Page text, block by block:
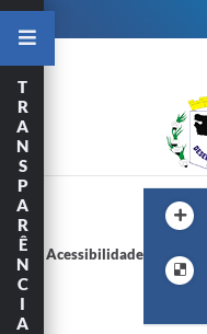
Acessibilidade
T
R
A
N
S
P
A
R
Ê
N
C
I
A